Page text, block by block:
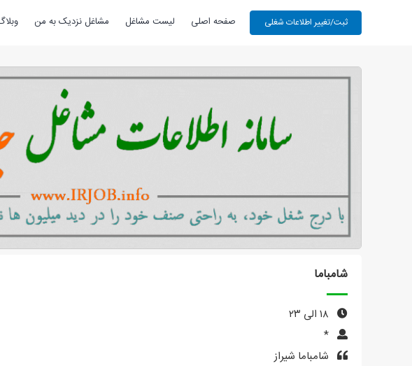
صفحه اصلی لیست مشاغل مشاغل نزدیک به من
شامباما
*
شامباما شیراز